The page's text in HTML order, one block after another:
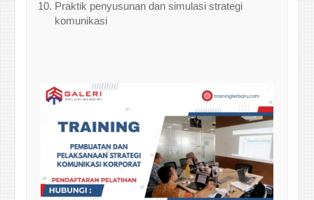
Praktik penyusunan dan simulasi strategi
komunikasi